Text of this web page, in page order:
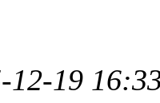
19